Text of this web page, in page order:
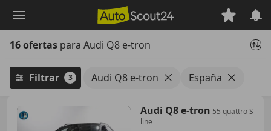
principal
16 ofertas para Audi Q8 e-tron
Filtrar 3 Audi Q8 e-tron España
Audi Q8 e-tron 55 quattro S
line